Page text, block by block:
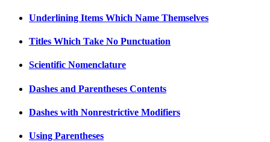
Underlining Items Which Name Themselves
Titles Which Take No Punctuation
Scientific Nomenclature
Dashes and Parentheses Contents
Dashes with Nonrestrictive Modifiers
Using Parentheses